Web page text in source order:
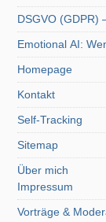
DSGVO (GDPR)
Emotional AI:
Homepage
Kontakt
Self-Tracking
Sitemap
Über mich
Impressum
Vorträge &